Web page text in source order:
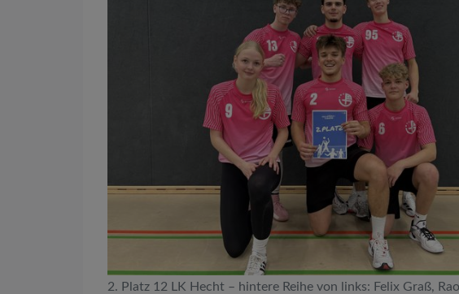
2. Platz 12 LK Hecht – hintere Reihe von links: Felix Graß,